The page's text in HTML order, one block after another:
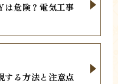
危険？電気工事
する方法と注意点